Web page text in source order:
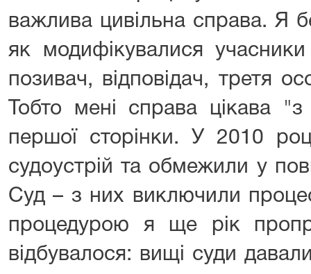
важлива цивільна справа. Я
як модифікувалися
позивач, відповідач, третя
Тобто мені справа цікава
першої сторінки. У 2010
судоустрій та обмежили у
Суд – з них виключили
процедурою я ще рік
відбувалося: вищі суди